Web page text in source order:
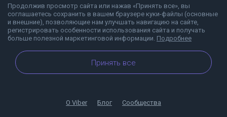
Продолжив просмотр сайта или нажав «Принять все», вы
соглашаетесь сохранить в вашем браузере куки-файлы (основные
и внешние), позволяющие нам улучшать навигацию на сайте,
регистрировать особенности использования сайта и получать
больше полезной маркетинговой информации. Подробнее
Принять все
О Viber Блог Сообщества